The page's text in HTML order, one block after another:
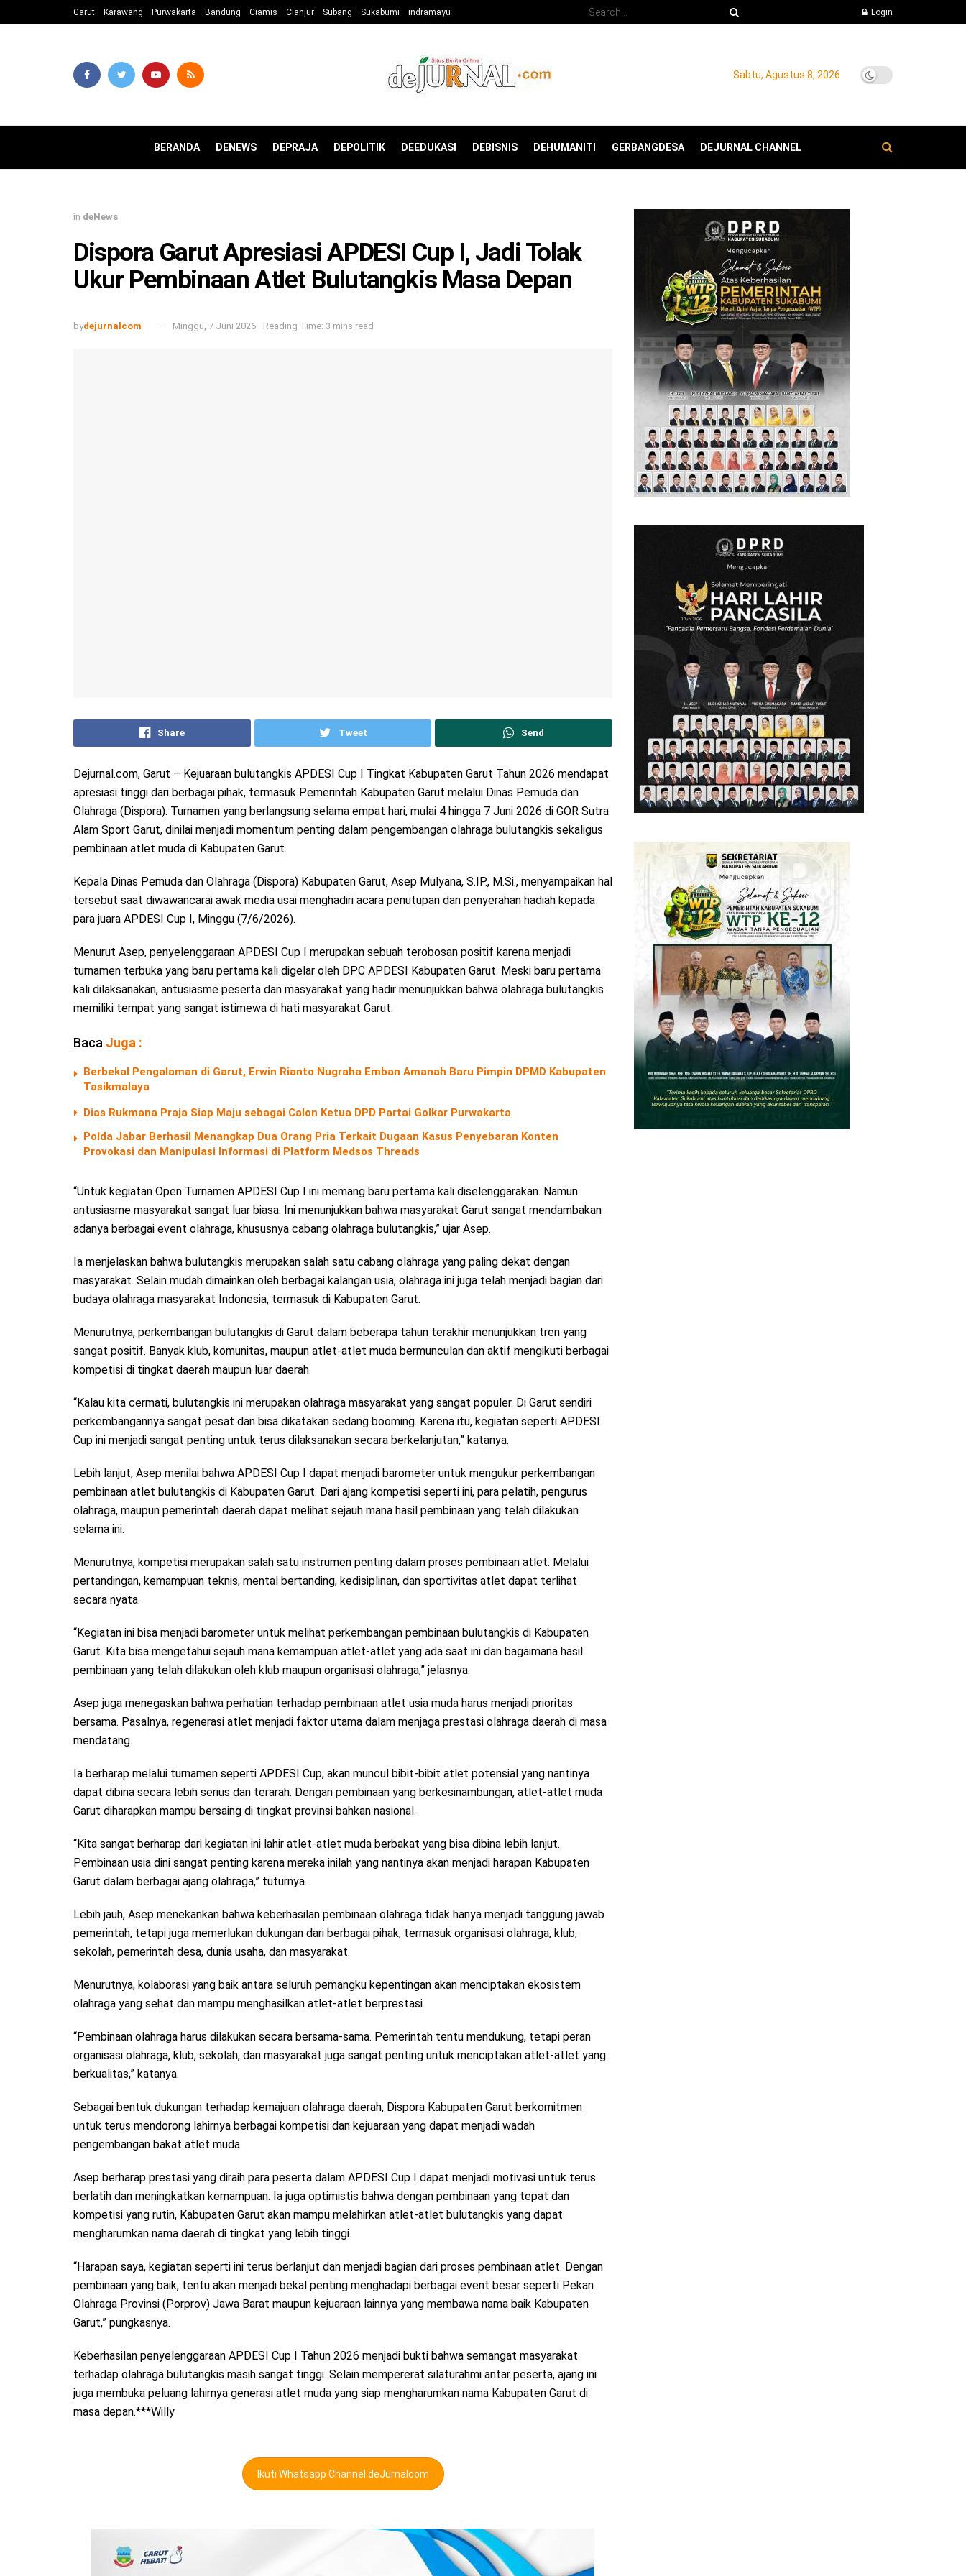
Garut Karawang Purwakarta Bandung Ciamis Cianjur Subang Sukabumi indramayu Login
Sabtu, Agustus 8, 2026
BERANDA DENEWS DEPRAJA DEPOLITIK DEEDUKASI DEBISNIS DEHUMANITI GERBANGDESA DEJURNAL CHANNEL
in deNews
Dispora Garut Apresiasi APDESI Cup I, Jadi Tolak
Ukur Pembinaan Atlet Bulutangkis Masa Depan
bydejurnalcom Minggu, 7 Juni 2026 Reading Time: 3 mins read
Share Tweet Send
Dejurnal.com, Garut – Kejuaraan bulutangkis APDESI Cup I Tingkat Kabupaten Garut Tahun 2026 mendapat
apresiasi tinggi dari berbagai pihak, termasuk Pemerintah Kabupaten Garut melalui Dinas Pemuda dan
Olahraga (Dispora). Turnamen yang berlangsung selama empat hari, mulai 4 hingga 7 Juni 2026 di GOR Sutra
Alam Sport Garut, dinilai menjadi momentum penting dalam pengembangan olahraga bulutangkis sekaligus
pembinaan atlet muda di Kabupaten Garut.
Kepala Dinas Pemuda dan Olahraga (Dispora) Kabupaten Garut, Asep Mulyana, S.IP., M.Si., menyampaikan hal
tersebut saat diwawancarai awak media usai menghadiri acara penutupan dan penyerahan hadiah kepada
para juara APDESI Cup I, Minggu (7/6/2026).
Menurut Asep, penyelenggaraan APDESI Cup I merupakan sebuah terobosan positif karena menjadi
turnamen terbuka yang baru pertama kali digelar oleh DPC APDESI Kabupaten Garut. Meski baru pertama
kali dilaksanakan, antusiasme peserta dan masyarakat yang hadir menunjukkan bahwa olahraga bulutangkis
memiliki tempat yang sangat istimewa di hati masyarakat Garut.
Baca Juga :
Berbekal Pengalaman di Garut, Erwin Rianto Nugraha Emban Amanah Baru Pimpin DPMD Kabupaten
Tasikmalaya
Dias Rukmana Praja Siap Maju sebagai Calon Ketua DPD Partai Golkar Purwakarta
Polda Jabar Berhasil Menangkap Dua Orang Pria Terkait Dugaan Kasus Penyebaran Konten
Provokasi dan Manipulasi Informasi di Platform Medsos Threads
“Untuk kegiatan Open Turnamen APDESI Cup I ini memang baru pertama kali diselenggarakan. Namun
antusiasme masyarakat sangat luar biasa. Ini menunjukkan bahwa masyarakat Garut sangat mendambakan
adanya berbagai event olahraga, khususnya cabang olahraga bulutangkis,” ujar Asep.
Ia menjelaskan bahwa bulutangkis merupakan salah satu cabang olahraga yang paling dekat dengan
masyarakat. Selain mudah dimainkan oleh berbagai kalangan usia, olahraga ini juga telah menjadi bagian dari
budaya olahraga masyarakat Indonesia, termasuk di Kabupaten Garut.
Menurutnya, perkembangan bulutangkis di Garut dalam beberapa tahun terakhir menunjukkan tren yang
sangat positif. Banyak klub, komunitas, maupun atlet-atlet muda bermunculan dan aktif mengikuti berbagai
kompetisi di tingkat daerah maupun luar daerah.
“Kalau kita cermati, bulutangkis ini merupakan olahraga masyarakat yang sangat populer. Di Garut sendiri
perkembangannya sangat pesat dan bisa dikatakan sedang booming. Karena itu, kegiatan seperti APDESI
Cup ini menjadi sangat penting untuk terus dilaksanakan secara berkelanjutan,” katanya.
Lebih lanjut, Asep menilai bahwa APDESI Cup I dapat menjadi barometer untuk mengukur perkembangan
pembinaan atlet bulutangkis di Kabupaten Garut. Dari ajang kompetisi seperti ini, para pelatih, pengurus
olahraga, maupun pemerintah daerah dapat melihat sejauh mana hasil pembinaan yang telah dilakukan
selama ini.
Menurutnya, kompetisi merupakan salah satu instrumen penting dalam proses pembinaan atlet. Melalui
pertandingan, kemampuan teknis, mental bertanding, kedisiplinan, dan sportivitas atlet dapat terlihat
secara nyata.
“Kegiatan ini bisa menjadi barometer untuk melihat perkembangan pembinaan bulutangkis di Kabupaten
Garut. Kita bisa mengetahui sejauh mana kemampuan atlet-atlet yang ada saat ini dan bagaimana hasil
pembinaan yang telah dilakukan oleh klub maupun organisasi olahraga,” jelasnya.
Asep juga menegaskan bahwa perhatian terhadap pembinaan atlet usia muda harus menjadi prioritas
bersama. Pasalnya, regenerasi atlet menjadi faktor utama dalam menjaga prestasi olahraga daerah di masa
mendatang.
Ia berharap melalui turnamen seperti APDESI Cup, akan muncul bibit-bibit atlet potensial yang nantinya
dapat dibina secara lebih serius dan terarah. Dengan pembinaan yang berkesinambungan, atlet-atlet muda
Garut diharapkan mampu bersaing di tingkat provinsi bahkan nasional.
“Kita sangat berharap dari kegiatan ini lahir atlet-atlet muda berbakat yang bisa dibina lebih lanjut.
Pembinaan usia dini sangat penting karena mereka inilah yang nantinya akan menjadi harapan Kabupaten
Garut dalam berbagai ajang olahraga,” tuturnya.
Lebih jauh, Asep menekankan bahwa keberhasilan pembinaan olahraga tidak hanya menjadi tanggung jawab
pemerintah, tetapi juga memerlukan dukungan dari berbagai pihak, termasuk organisasi olahraga, klub,
sekolah, pemerintah desa, dunia usaha, dan masyarakat.
Menurutnya, kolaborasi yang baik antara seluruh pemangku kepentingan akan menciptakan ekosistem
olahraga yang sehat dan mampu menghasilkan atlet-atlet berprestasi.
“Pembinaan olahraga harus dilakukan secara bersama-sama. Pemerintah tentu mendukung, tetapi peran
organisasi olahraga, klub, sekolah, dan masyarakat juga sangat penting untuk menciptakan atlet-atlet yang
berkualitas,” katanya.
Sebagai bentuk dukungan terhadap kemajuan olahraga daerah, Dispora Kabupaten Garut berkomitmen
untuk terus mendorong lahirnya berbagai kompetisi dan kejuaraan yang dapat menjadi wadah
pengembangan bakat atlet muda.
Asep berharap prestasi yang diraih para peserta dalam APDESI Cup I dapat menjadi motivasi untuk terus
berlatih dan meningkatkan kemampuan. Ia juga optimistis bahwa dengan pembinaan yang tepat dan
kompetisi yang rutin, Kabupaten Garut akan mampu melahirkan atlet-atlet bulutangkis yang dapat
mengharumkan nama daerah di tingkat yang lebih tinggi.
“Harapan saya, kegiatan seperti ini terus berlanjut dan menjadi bagian dari proses pembinaan atlet. Dengan
pembinaan yang baik, tentu akan menjadi bekal penting menghadapi berbagai event besar seperti Pekan
Olahraga Provinsi (Porprov) Jawa Barat maupun kejuaraan lainnya yang membawa nama baik Kabupaten
Garut,” pungkasnya.
Keberhasilan penyelenggaraan APDESI Cup I Tahun 2026 menjadi bukti bahwa semangat masyarakat
terhadap olahraga bulutangkis masih sangat tinggi. Selain mempererat silaturahmi antar peserta, ajang ini
juga membuka peluang lahirnya generasi atlet muda yang siap mengharumkan nama Kabupaten Garut di
masa depan.***Willy
Ikuti Whatsapp Channel deJurnalcom